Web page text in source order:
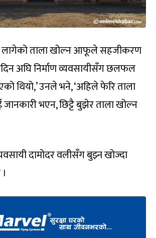
लागेको ताला खोल्न आफूले सहजीकरण
अघि निर्माण व्यवसायीसँग छलफल
थियो,’ उनले भने, ‘अहिले फेरि ताला
भएन, छिट्टै बुझेर ताला खोल्न
दामोदर वलीसँग बुझ्न खोज्दा